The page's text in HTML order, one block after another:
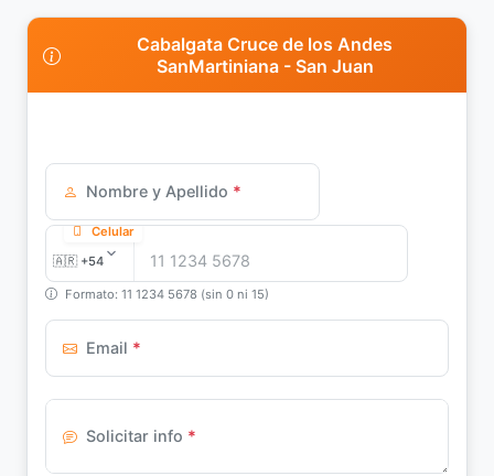
Cabalgata Cruce de los Andes
SanMartiniana - San Juan
Nombre y Apellido *
Celular
Formato: 11 1234 5678 (sin 0 ni 15)
Email *
Solicitar info *